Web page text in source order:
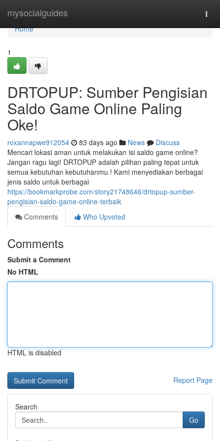
mysocialguides
Home
Home
1
DRTOPUP: Sumber Pengisian
Saldo Game Online Paling
Oke!
roxannapwe912054 83 days ago News
Discuss
Mencari lokasi aman untuk melakukan isi saldo game online?
Jangan ragu lagi! DRTOPUP adalah pilihan paling tepat untuk
semua kebutuhan kebutuhanmu ! Kami menyediakan berbagai
jenis saldo untuk berbagai
https://bookmarkprobe.com/story21748646/drtopup-sumber-
pengisian-saldo-game-online-terbaik
Comments
Who Upvoted
Comments
Submit a Comment
No HTML
HTML is disabled
Report Page
Search
Go